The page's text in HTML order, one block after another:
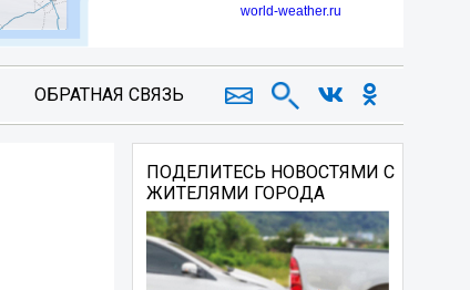
world-weather.ru
ОБРАТНАЯ СВЯЗЬ
ПОДЕЛИТЕСЬ НОВОСТЯМИ С
ЖИТЕЛЯМИ ГОРОДА